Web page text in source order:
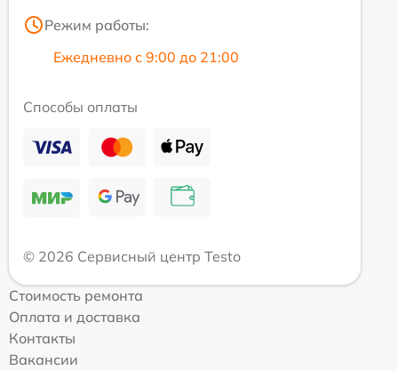
Режим работы:
Ежедневно с 9:00 до 21:00
Способы оплаты
© 2026 Сервисный центр Testo
Стоимость ремонта
Оплата и доставка
Контакты
Вакансии